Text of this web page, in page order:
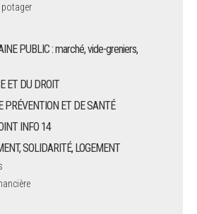
PUBLIC : marché, vide-greniers,
ET DU DROIT
PRÉVENTION ET DE SANTÉ
INFO 14
SOLIDARITÉ, LOGEMENT